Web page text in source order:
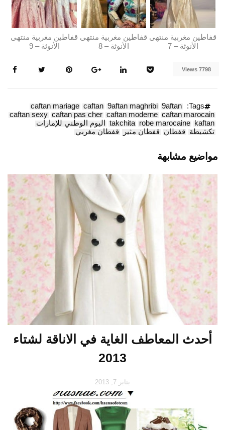
قفاطين مغربية منتهى
الأنوثة – 7
قفاطين مغربية منتهى
الأنوثة – 8
قفاطين مغربية منتهى
الأنوثة – 9
7798 Views
Tags:
9aftan
9aftan maghribi
caftan
caftan mariage
caftan marocain
caftan moderne
caftan pas cher
caftan sexy
kaftan
robe marocaine
takchita اليوم الوطني للإمارات
تكشيطة قفطان قفطان مثير قفطان مغربي
مواضيع مشابهة
أحدث المعاطف الغاية في الاناقة لشتاء
2013
يناير 7, 2013